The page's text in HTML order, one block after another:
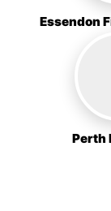
Essendon
Perth